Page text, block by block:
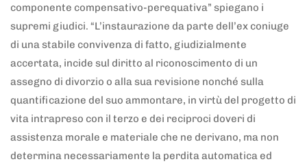
componente compensativo-perequativa” spiegano i
supremi giudici. “L’instaurazione da parte dell’ex coniuge
di una stabile convivenza di fatto, giudizialmente
accertata, incide sul diritto al riconoscimento di un
assegno di divorzio o alla sua revisione nonché sulla
quantificazione del suo ammontare, in virtù del progetto di
vita intrapreso con il terzo e dei reciproci doveri di
assistenza morale e materiale che ne derivano, ma non
determina necessariamente la perdita automatica ed